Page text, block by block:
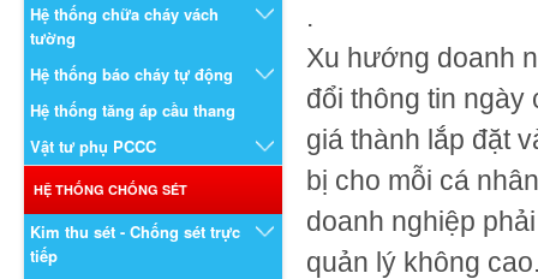
Hệ thống chữa cháy vách
tường
Hệ thống báo cháy tự động
Hệ thống tăng áp cầu thang
Vật tư phụ PCCC
HỆ THỐNG CHỐNG SÉT
Kim thu sét - Chống sét trực
tiếp
.
Xu hướng doanh
đổi thông tin ngày
giá thành lắp đặt
bị cho mỗi cá
doanh nghiệp
quản lý không